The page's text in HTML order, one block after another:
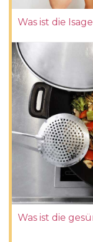
Was ist die
Was ist die